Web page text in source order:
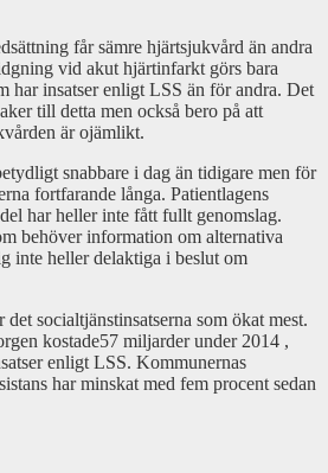
får sämre hjärtsjukvård än andra
vid akut hjärtinfarkt görs bara
har insatser enligt LSS än för andra. Det
till detta men också bero på att
är ojämlikt.
snabbare i dag än tidigare men för
fortfarande långa. Patientlagens
har heller inte fått fullt genomslag.
behöver information om alternativa
inte heller delaktiga i beslut om
socialtjänstinsatserna som ökat mest.
kostade57 miljarder under 2014 ,
enligt LSS. Kommunernas
har minskat med fem procent sedan